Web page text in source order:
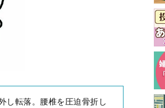
し転落。腰椎を圧迫骨折し